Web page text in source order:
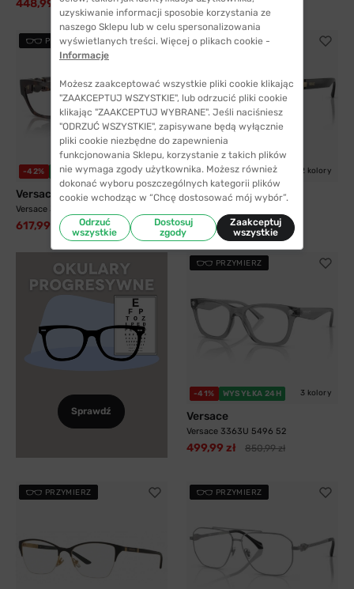
448,99 zł 809,99 zł 515,99 zł 1146,99 zł
PRZYMIERZ
-42% WYSYŁKA 24H 2 kolory
Versace
Versace 3367U 108 52
617,99 zł 1064,99 zł
PRZYMIERZ
-45% WYSYŁKA 24H 2 kolory
Versace
636,99 zł 1150,99 zł
Sprawdź
PRZYMIERZ
-41% WYSYŁKA 24H 3 kolory
Versace
Versace 3363U 5496 52
499,99 zł 850,99 zł
PRZYMIERZ PRZYMIERZ
uzyskiwanie informacji sposobie korzystania ze
naszego Sklepu lub w celu spersonalizowania
wyświetlanych treści. Więcej o plikach cookie -
Informacje
Możesz zaakceptować wszystkie pliki cookie klikając
"ZAAKCEPTUJ WSZYSTKIE", lub odrzucić pliki cookie
klikając "ZAAKCEPTUJ WYBRANE". Jeśli naciśniesz
"ODRZUĆ WSZYSTKIE", zapisywane będą wyłącznie
pliki cookie niezbędne do zapewnienia
funkcjonowania Sklepu, korzystanie z takich plików
nie wymaga zgody użytkownika. Możesz również
dokonać wyboru poszczególnych kategorii plików
cookie wchodząc w “Chcę dostosować mój wybór”.
Odrzuć
wszystkie
Dostosuj
zgody
Zaakceptuj
wszystkie